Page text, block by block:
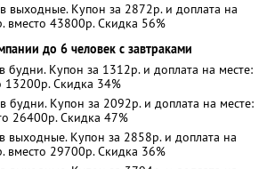
выходные. Купон за 2872р. и доплата на
вместо 43800р. Скидка 56%
до 6 человек с завтраками
будни. Купон за 1312р. и доплата на месте:
13200р. Скидка 34%
будни. Купон за 2092р. и доплата на месте:
26400р. Скидка 47%
выходные. Купон за 2858р. и доплата на
вместо 29700р. Скидка 36%